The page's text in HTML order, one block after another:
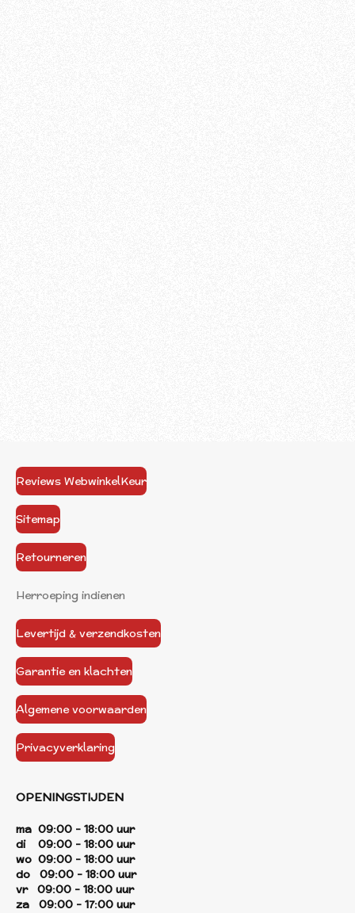
Reviews WebwinkelKeur
Sitemap
Retourneren
Herroeping indienen
Levertijd & verzendkosten
Garantie en klachten
Algemene voorwaarden
Privacyverklaring
OPENINGSTIJDEN
ma 09:00 - 18:00 uur
di 09:00 - 18:00 uur
wo 09:00 - 18:00 uur
do 09:00 - 18:00 uur
vr 09:00 - 18:00 uur
za 09:00 - 17:00 uur